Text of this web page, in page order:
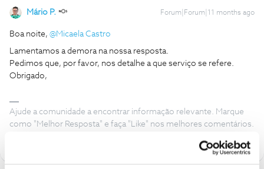
Mário P. Forum|Forum|11 months ago
Boa noite, ​ @Micaela Castro
Lamentamos a demora na nossa resposta.
Pedimos que, por favor, nos detalhe a que serviço se refere.
Obrigado,
Ajude a comunidade a encontrar informação relevante. Marque
como "Melhor Resposta" e faça "Like" nos melhores comentários.